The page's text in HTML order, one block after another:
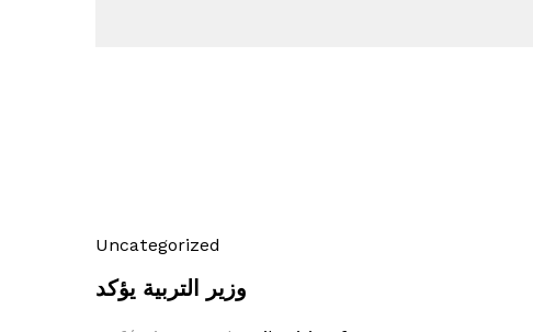
Uncategorized
وزير التربية يؤكد